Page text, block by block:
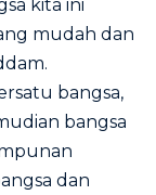
kita ini
mudah dan
bangsa,
bangsa
dan